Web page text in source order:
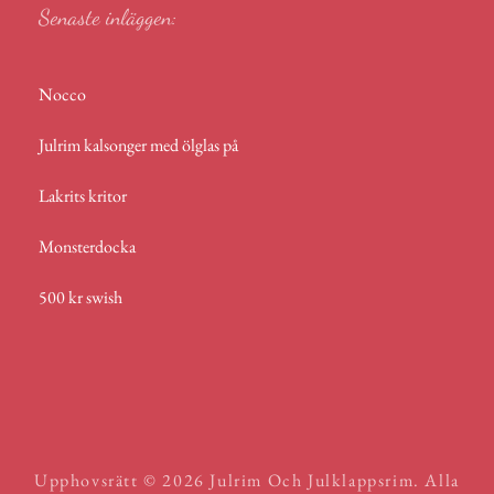
Senaste inläggen:
Nocco
Julrim kalsonger med ölglas på
Lakrits kritor
Monsterdocka
500 kr swish
Upphovsrätt © 2026 Julrim Och Julklappsrim. Alla